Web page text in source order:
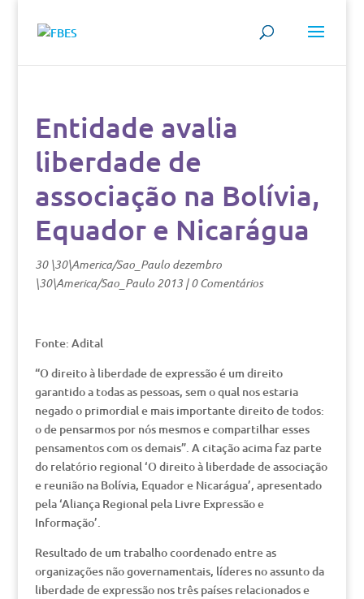
Entidade avalia
liberdade de
associação na Bolívia,
Equador e Nicarágua
30 \30\America/Sao_Paulo dezembro
\30\America/Sao_Paulo 2013|0 Comentários
Fonte: Adital
“O direito à liberdade de expressão é um direito
garantido a todas as pessoas, sem o qual nos estaria
negado o primordial e mais importante direito de todos:
o de pensarmos por nós mesmos e compartilhar esses
pensamentos com os demais”. A citação acima faz parte
do relatório regional ‘O direito à liberdade de associação
e reunião na Bolívia, Equador e Nicarágua’, apresentado
pela ‘Aliança Regional pela Livre Expressão e
Informação’.
Resultado de um trabalho coordenado entre as
organizações não governamentais, líderes no assunto da
liberdade de expressão nos três países relacionados e